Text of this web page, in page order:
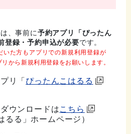
、事前に予約アプリ「ぴったん
登録・予約申込が必要です。
た方もアプリでの新規利用登録が
リから新規利用登録をお願いします。
リ 「ぴったんこはるる
ウンロードはこちら
るる」ホームページ）